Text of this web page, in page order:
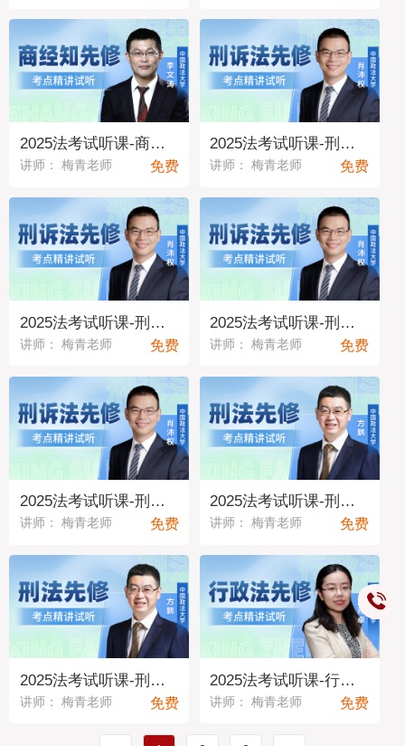
2025法考试听课-商经知01
讲师： 梅青老师 免费
2025法考试听课-刑诉法04
讲师： 梅青老师 免费
2025法考试听课-刑诉法03
讲师： 梅青老师 免费
2025法考试听课-刑诉法02
讲师： 梅青老师 免费
2025法考试听课-刑诉法01
讲师： 梅青老师 免费
2025法考试听课-刑法02
讲师： 梅青老师 免费
2025法考试听课-刑法01
讲师： 梅青老师 免费
2025法考试听课-行政法03
讲师： 梅青老师 免费